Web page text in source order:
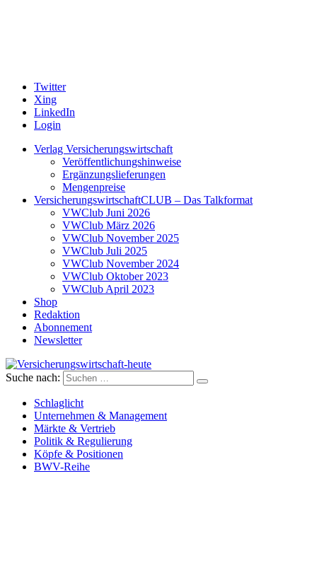
Twitter
Xing
LinkedIn
Login
Verlag Versicherungswirtschaft
Veröffentlichungshinweise
Ergänzungslieferungen
Mengenpreise
VersicherungswirtschaftCLUB – Das Talkformat
VWClub Juni 2026
VWClub März 2026
VWClub November 2025
VWClub Juli 2025
VWClub November 2024
VWClub Oktober 2023
VWClub April 2023
Shop
Redaktion
Abonnement
Newsletter
Versicherungswirtschaft-heute
Suche nach:
Schlaglicht
Unternehmen & Management
Märkte & Vertrieb
Politik & Regulierung
Köpfe & Positionen
BWV-Reihe